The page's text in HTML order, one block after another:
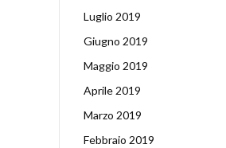
Luglio 2019
Giugno 2019
Maggio 2019
Aprile 2019
Marzo 2019
Febbraio 2019